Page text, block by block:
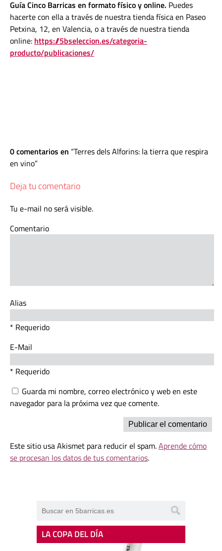
Guía Cinco Barricas en formato físico y online. Puedes
hacerte con ella a través de nuestra tienda física en Paseo
Petxina, 12, en Valencia, o a través de nuestra tienda
online: https://5bseleccion.es/categoria-
producto/publicaciones/
0 comentarios en Terres dels Alforins: la tierra que respira
en vino
Deja tu comentario
Tu e-mail no será visible.
Comentario
Alias
* Requerido
E-Mail
* Requerido
Guarda mi nombre, correo electrónico y web en este
navegador para la próxima vez que comente.
Este sitio usa Akismet para reducir el spam.Aprende cómo
se procesan los datos de tus comentarios.
LA COPA DEL DÍA